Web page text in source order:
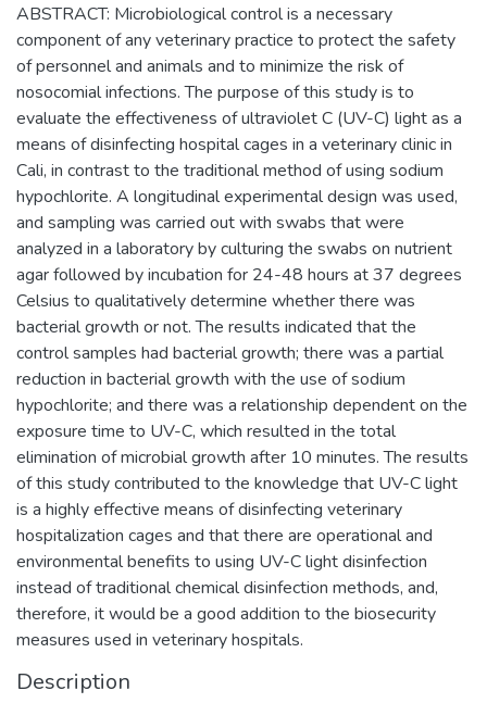
ABSTRACT: Microbiological control is a necessary
component of any veterinary practice to protect the safety
of personnel and animals and to minimize the risk of
nosocomial infections. The purpose of this study is to
evaluate the effectiveness of ultraviolet C (UV-C) light as a
means of disinfecting hospital cages in a veterinary clinic in
Cali, in contrast to the traditional method of using sodium
hypochlorite. A longitudinal experimental design was used,
and sampling was carried out with swabs that were
analyzed in a laboratory by culturing the swabs on nutrient
agar followed by incubation for 24-48 hours at 37 degrees
Celsius to qualitatively determine whether there was
bacterial growth or not. The results indicated that the
control samples had bacterial growth; there was a partial
reduction in bacterial growth with the use of sodium
hypochlorite; and there was a relationship dependent on the
exposure time to UV-C, which resulted in the total
elimination of microbial growth after 10 minutes. The results
of this study contributed to the knowledge that UV-C light
is a highly effective means of disinfecting veterinary
hospitalization cages and that there are operational and
environmental benefits to using UV-C light disinfection
instead of traditional chemical disinfection methods, and,
therefore, it would be a good addition to the biosecurity
measures used in veterinary hospitals.
Description